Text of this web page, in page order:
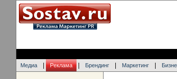
Медиа Реклама Брендинг Маркетинг